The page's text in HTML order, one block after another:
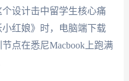
设计击中留学生核心痛
红娘》时，电脑端下载
点在悉尼Macbook上跑满